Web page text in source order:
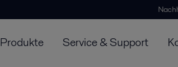
Produkte Service & Support